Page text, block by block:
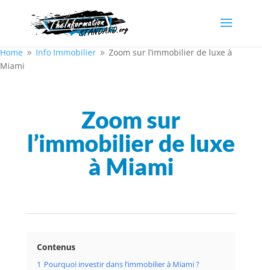
Home 9 Info Immobilier 9 Zoom sur l’immobilier de luxe à
Miami
Zoom sur
l’immobilier de luxe
à Miami
Contenus
1 Pourquoi investir dans l’immobilier à Miami ?